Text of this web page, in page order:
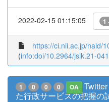
2022-02-15 01:15:05 1
https://ci.nii.ac.jp/naid/
(info:doi/10.2964/jsik.21-041
1 0 0 0 OA
た行政サービスの把握の